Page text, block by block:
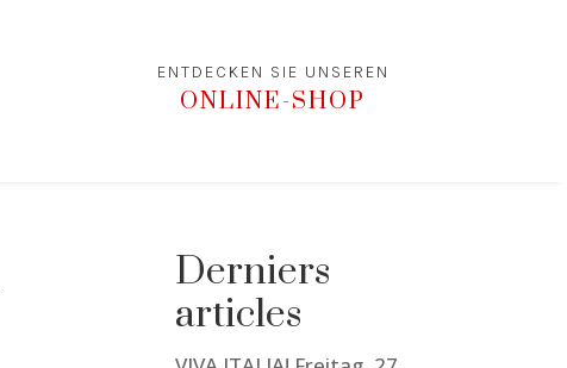
ENTDECKEN SIE UNSEREN
ONLINE-SHOP
Derniers
articles